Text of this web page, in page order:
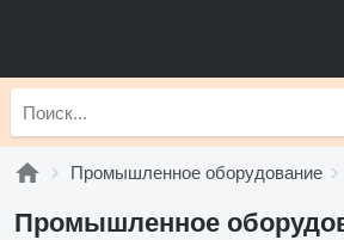
Промышленное оборудование
Промышленное